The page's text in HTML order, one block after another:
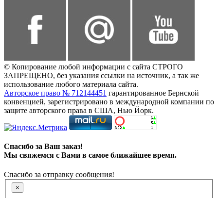
© Копирование любой информации с сайта СТРОГО
ЗАПРЕЩЕНО, без указания ссылки на источник, а так же
использование любого материала сайта.
Авторское право № 712144451 гарантированное Бернской
конвенцией, зарегистрировано в международной компании по
защите авторского права в США, Нью Йорк.
Спасибо за Ваш заказ!
Мы свяжемся с Вами в самое ближайшее время.
Спасибо за отправку сообщения!
×